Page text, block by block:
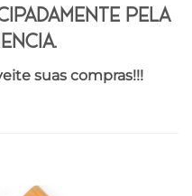
pela
suas compras!!!